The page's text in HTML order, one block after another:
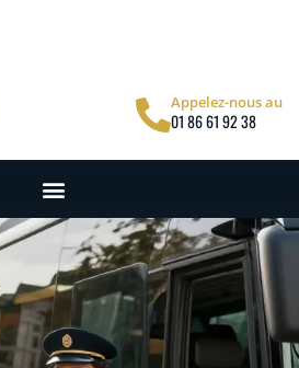
Appelez-nous au
01 86 61 92 38